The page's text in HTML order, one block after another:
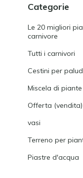
Categorie
Le 20 migliori
carnivore
Tutti i carnivori
Cestini per
Miscela di
Offerta (vendita)
vasi
Terreno per
Piastre d'acqua